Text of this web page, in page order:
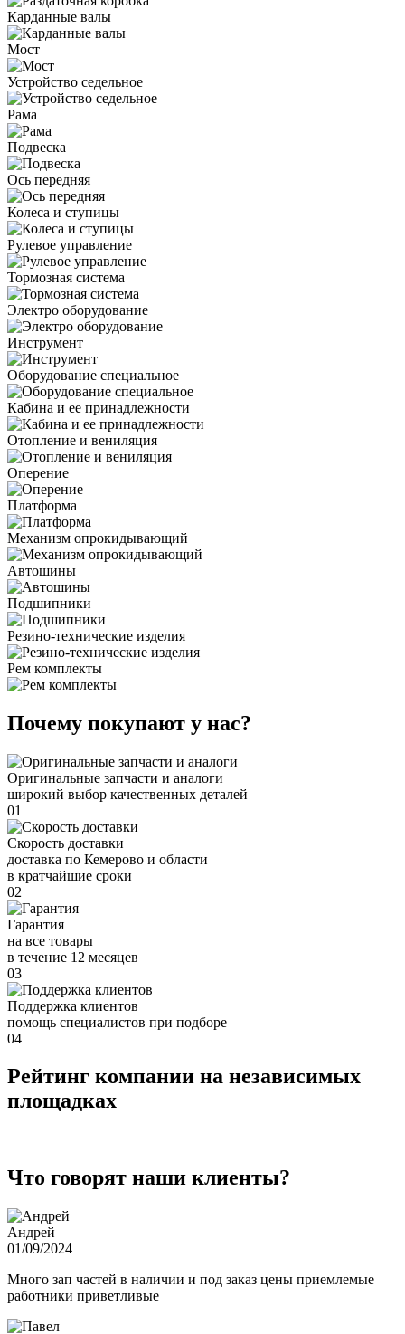
Карданные валы
Мост
Устройство седельное
Рама
Подвеска
Ось передняя
Колеса и ступицы
Рулевое управление
Тормозная система
Электро оборудование
Инструмент
Оборудование специальное
Кабина и ее принадлежности
Отопление и вениляция
Оперение
Платформа
Механизм опрокидывающий
Автошины
Подшипники
Резино-технические изделия
Рем комплекты
Почему покупают у нас?
Оригинальные запчасти и аналоги
широкий выбор качественных деталей
01
Скорость доставки
доставка по Кемерово и области
в кратчайшие сроки
02
Гарантия
на все товары
в течение 12 месяцев
03
Поддержка клиентов
помощь специалистов при подборе
04
Рейтинг компании на независимых
площадках
Что говорят наши клиенты?
Андрей
01/09/2024
Много зап частей в наличии и под заказ цены приемлемые
работники приветливые